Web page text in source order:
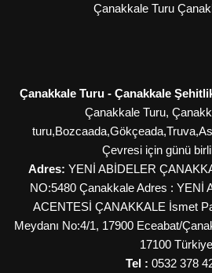
Çanakkale Turu
Çanakkale Turu - Çanakkale
Çanakkale Turu,
Çevresi için günü
Adres: YENİ ABİDELER
NO:5480 Çanakkale Adres : YENİ
ACENTESİ ÇANAKKALE İsmet
Meydanı No:4/1, 17900 Eceabat/
17100 Türkiye
Tel : 0532 378